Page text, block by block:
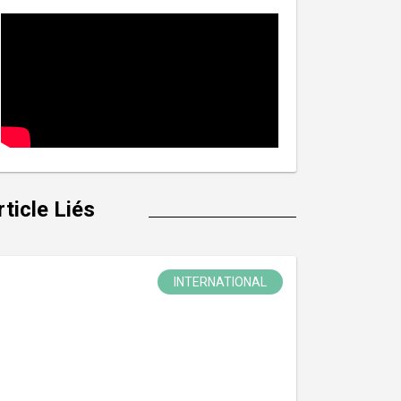
Liés
INTERNATIONAL